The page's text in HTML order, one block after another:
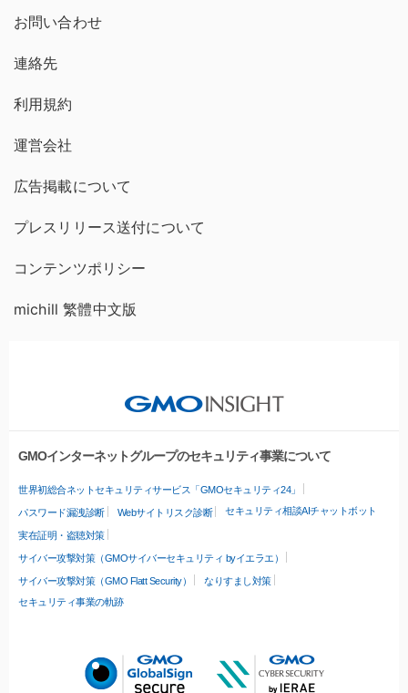
お問い合わせ
連絡先
利用規約
運営会社
広告掲載について
プレスリリース送付について
コンテンツポリシー
michill 繁體中文版
GMOインターネットグループのセキュリティ事業について
世界初総合ネットセキュリティサービス「GMOセキュリティ24」
パスワード漏洩診断 Webサイトリスク診断 セキュリティ相談AIチャットボット
実在証明・盗聴対策
サイバー攻撃対策（GMOサイバーセキュリティ byイエラエ）
サイバー攻撃対策（GMO Flatt Security）
なりすまし対策
セキュリティ事業の軌跡